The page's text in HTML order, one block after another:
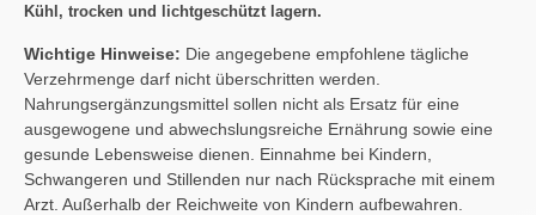
Kühl, trocken und lichtgeschützt lagern.
Wichtige Hinweise: Die angegebene empfohlene tägliche
Verzehrmenge darf nicht überschritten werden.
Nahrungsergänzungsmittel sollen nicht als Ersatz für eine
ausgewogene und abwechslungsreiche Ernährung sowie eine
gesunde Lebensweise dienen. Einnahme bei Kindern,
Schwangeren und Stillenden nur nach Rücksprache mit einem
Arzt. Außerhalb der Reichweite von Kindern aufbewahren.